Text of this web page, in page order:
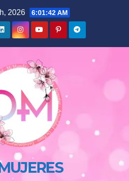
2026 6:01:43 AM